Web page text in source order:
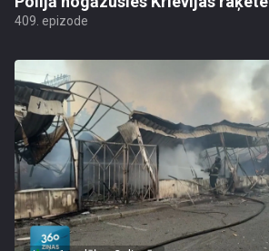
409. epizode